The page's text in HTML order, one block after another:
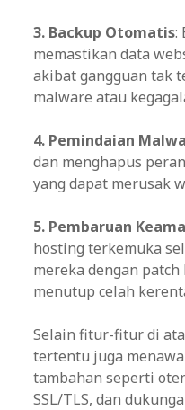
3. Backup Otomatis:
memastikan data
akibat gangguan tak
malware atau
4. Pemindaian
dan menghapus
yang dapat merusak
5. Pembaruan
hosting terkemuka
mereka dengan
menutup celah
Selain fitur-fitur di
tertentu juga
tambahan seperti
SSL/TLS, dan